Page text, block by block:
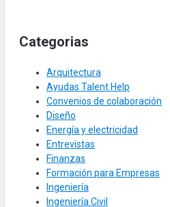
Categorias
Arquitectura
Ayudas Talent Help
Convenios de colaboración
Diseño
Energía y electricidad
Entrevistas
Finanzas
Formación para Empresas
Ingeniería
Ingeniería Civil